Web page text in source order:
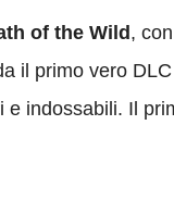
of the Wild,
il primo vero
e indossabili. Il